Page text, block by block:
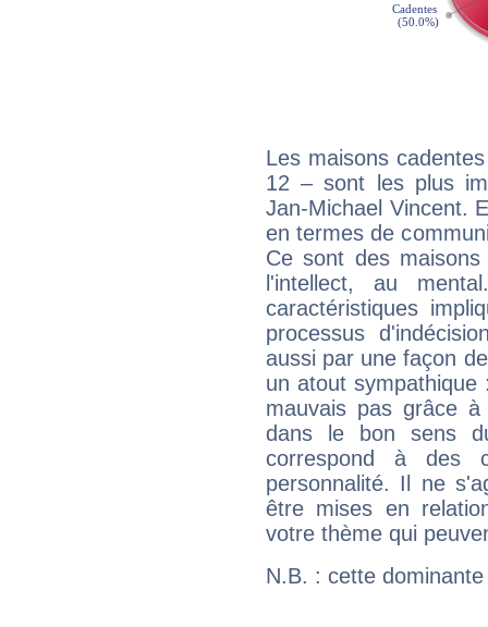
Les maisons
12 – sont les plus
Jan-Michael Vincent.
en termes de
Ce sont des
l'intellect, au
caractéristiques
processus
aussi par une façon
un atout
mauvais pas grâce
dans le bon sens
correspond à des
personnalité. Il ne
être mises en
votre thème qui
N.B. : cette